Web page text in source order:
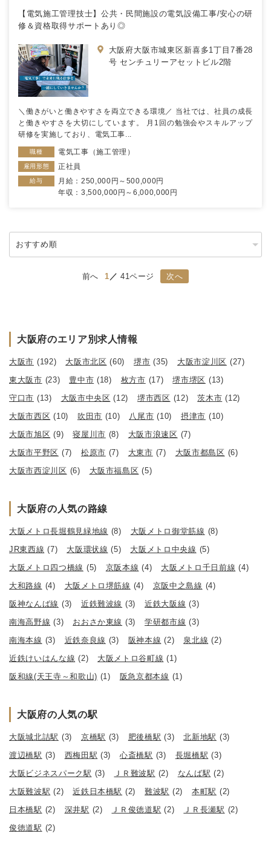
【電気施工管理技士】公共・民間施設の電気設備工事/安心の研
修＆資格取得サポートあり◎
大阪府大阪市城東区新喜多1丁目7番28
号 センチュリーアセットビル2階
＼働きがいと働きやすさを両立できる環境／ 当社では、社員の成長
と働きやすさを大切にしています。 月1回の勉強会やスキルアップ
研修を実施しており、電気工事...
職種 電気工事（施工管理）
雇用形態 正社員
給与
月給：250,000円～500,000円
年収：3,500,000円～6,000,000円
前へ 1 41ページ 次へ
大阪府のエリア別求人情報
大阪市 (192) 大阪市北区 (60) 堺市 (35) 大阪市淀川区 (27)
東大阪市 (23) 豊中市 (18) 枚方市 (17) 堺市堺区 (13)
守口市 (13) 大阪市中央区 (12) 堺市西区 (12) 茨木市 (12)
大阪市西区 (10) 吹田市 (10) 八尾市 (10) 摂津市 (10)
大阪市旭区 (9) 寝屋川市 (8) 大阪市浪速区 (7)
大阪市平野区 (7) 松原市 (7) 大東市 (7) 大阪市都島区 (6)
大阪市西淀川区 (6) 大阪市福島区 (5)
大阪府の人気の路線
大阪メトロ長堀鶴見緑地線 (8) 大阪メトロ御堂筋線 (8)
JR東西線 (7) 大阪環状線 (5) 大阪メトロ中央線 (5)
大阪メトロ四つ橋線 (5) 京阪本線 (4) 大阪メトロ千日前線 (4)
大和路線 (4) 大阪メトロ堺筋線 (4) 京阪中之島線 (4)
阪神なんば線 (3) 近鉄難波線 (3) 近鉄大阪線 (3)
南海高野線 (3) おおさか東線 (3) 学研都市線 (3)
南海本線 (3) 近鉄奈良線 (3) 阪神本線 (2) 泉北線 (2)
近鉄けいはんな線 (2) 大阪メトロ谷町線 (1)
阪和線(天王寺～和歌山) (1) 阪急京都本線 (1)
大阪府の人気の駅
大阪城北詰駅 (3) 京橋駅 (3) 肥後橋駅 (3) 北新地駅 (3)
渡辺橋駅 (3) 西梅田駅 (3) 心斎橋駅 (3) 長堀橋駅 (3)
大阪ビジネスパーク駅 (3) ＪＲ難波駅 (2) なんば駅 (2)
大阪難波駅 (2) 近鉄日本橋駅 (2) 難波駅 (2) 本町駅 (2)
日本橋駅 (2) 深井駅 (2) ＪＲ俊徳道駅 (2) ＪＲ長瀬駅 (2)
俊徳道駅 (2)